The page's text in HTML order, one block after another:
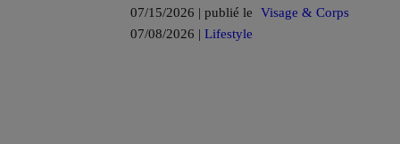
07/15/2026 | publié le
07/08/2026 | Lifestyle
Visage & Corps